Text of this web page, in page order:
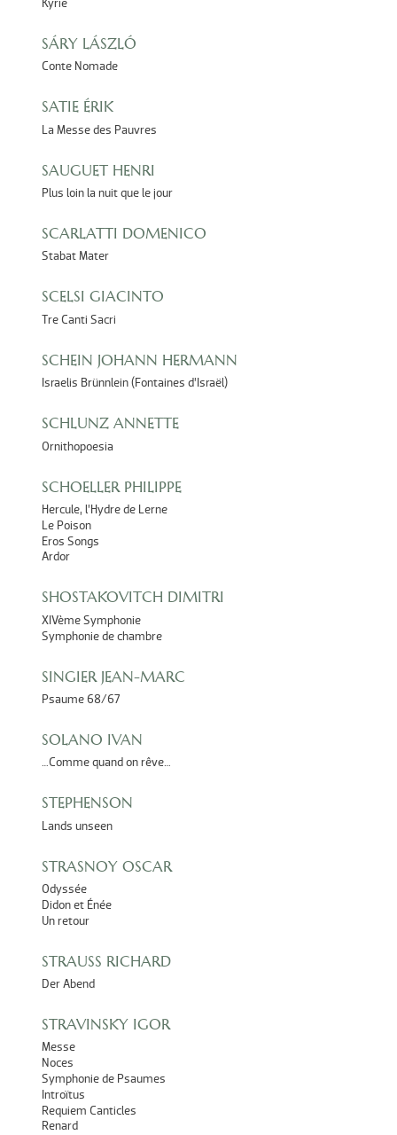
SÁRY LÁSZLÓ
Conte Nomade
SATIE ÉRIK
La Messe des Pauvres
SAUGUET HENRI
Plus loin la nuit que le jour
SCARLATTI DOMENICO
Stabat Mater
SCELSI GIACINTO
Tre Canti Sacri
SCHEIN JOHANN HERMANN
Israelis Brünnlein (Fontaines d’Israël)
SCHLUNZ ANNETTE
Ornithopoesia
SCHOELLER PHILIPPE
Hercule, l’Hydre de Lerne
Le Poison
Eros Songs
Ardor
SHOSTAKOVITCH DIMITRI
XIVème Symphonie
Symphonie de chambre
SINGIER JEAN-MARC
Psaume 68/67
SOLANO IVAN
…Comme quand on rêve…
STEPHENSON
Lands unseen
STRASNOY OSCAR
Odyssée
Didon et Énée
Un retour
STRAUSS RICHARD
Der Abend
STRAVINSKY IGOR
Messe
Noces
Symphonie de Psaumes
Introïtus
Requiem Canticles
Renard